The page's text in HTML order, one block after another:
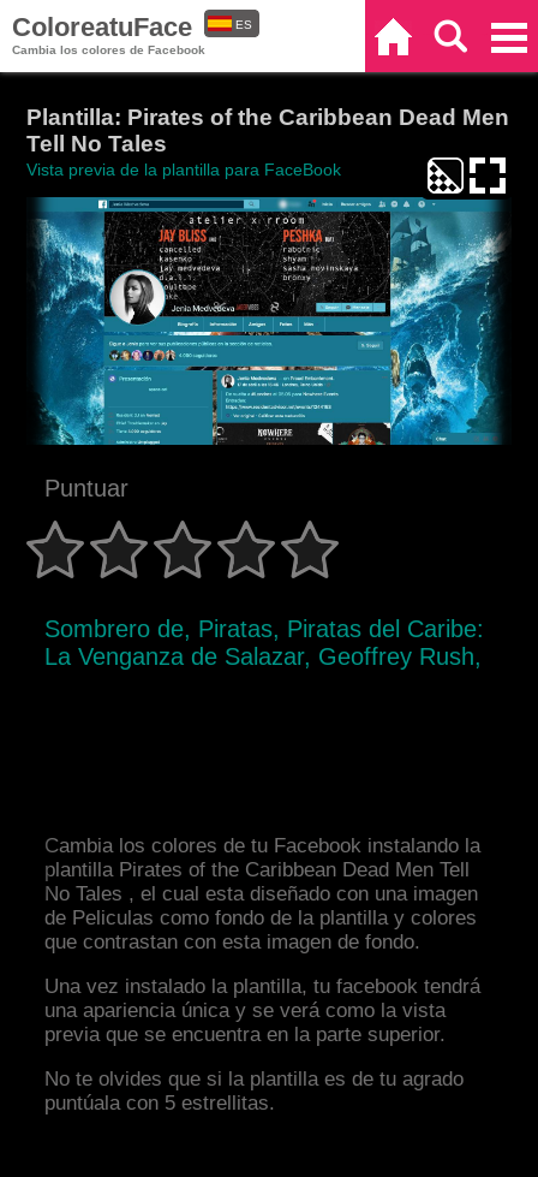
ColoreatuFace
Cambia los colores de Facebook
ES
Plantilla: Pirates of the Caribbean Dead Men
Tell No Tales
Vista previa de la plantilla para FaceBook
Puntuar
Sombrero de, Piratas, Piratas del Caribe:
La Venganza de Salazar, Geoffrey Rush,
Cambia los colores de tu Facebook instalando la
plantilla Pirates of the Caribbean Dead Men Tell
No Tales , el cual esta diseñado con una imagen
de Peliculas como fondo de la plantilla y colores
que contrastan con esta imagen de fondo.
Una vez instalado la plantilla, tu facebook tendrá
una apariencia única y se verá como la vista
previa que se encuentra en la parte superior.
No te olvides que si la plantilla es de tu agrado
puntúala con 5 estrellitas.